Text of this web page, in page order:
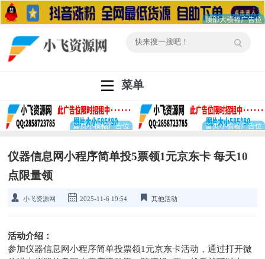
菜单
仪器信息网小程序简单投5票领1元京东卡 每天10
点限量领
小飞资源网 2025-11-6 19:54 其他活动
活动介绍：
参加仪器信息网小程序简单投票领1元京东卡活动，通过打开微